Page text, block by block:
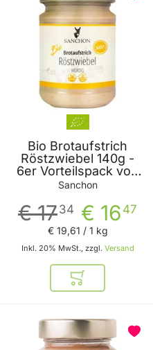
Bio Brotaufstrich
Röstzwiebel 140g -
6er Vorteilspack von
Sanchon
Sanchon
€ 16 47
€ 1734
Inkl. 20% MwSt., zzgl. Versand
€ 19,61 / 1 kg
In den Warenkorb